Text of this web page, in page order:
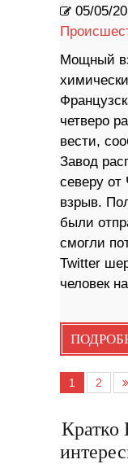
05/05/
Мощный
четверо
вести,
Завод
северу
взрыв.
были
смогли
Twitter
человек
1 2
Кратко